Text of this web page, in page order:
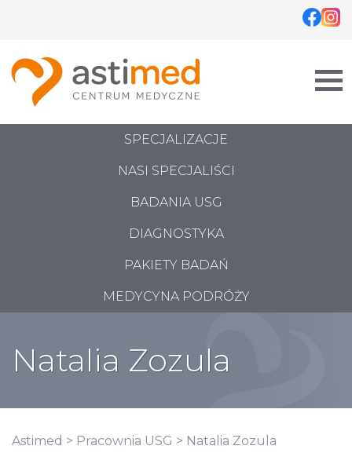
SPECJALIZACJE
NASI SPECJALIŚCI
BADANIA USG
DIAGNOSTYKA
PAKIETY BADAŃ
MEDYCYNA PODRÓŻY
Natalia Zozula
Astimed > Pracownia USG > Natalia Zozula